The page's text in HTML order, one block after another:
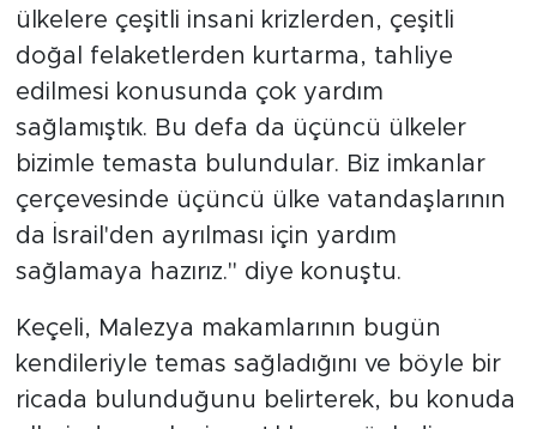
ülkelere çeşitli insani krizlerden, çeşitli
doğal felaketlerden kurtarma, tahliye
edilmesi konusunda çok yardım
sağlamıştık. Bu defa da üçüncü ülkeler
bizimle temasta bulundular. Biz imkanlar
çerçevesinde üçüncü ülke vatandaşlarının
da İsrail'den ayrılması için yardım
sağlamaya hazırız." diye konuştu.
Keçeli, Malezya makamlarının bugün
kendileriyle temas sağladığını ve böyle bir
ricada bulunduğunu belirterek, bu konuda